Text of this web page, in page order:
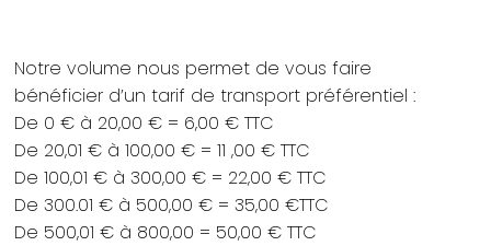
Notre volume nous permet de vous faire
bénéficier d’un tarif de transport préférentiel :
De 0 € à 20,00 € = 6,00 € TTC
De 20,01 € à 100,00 € = 11 ,00 € TTC
De 100,01 € à 300,00 € = 22,00 € TTC
De 300.01 € à 500,00 € = 35,00 €TTC
De 500,01 € à 800,00 = 50,00 € TTC